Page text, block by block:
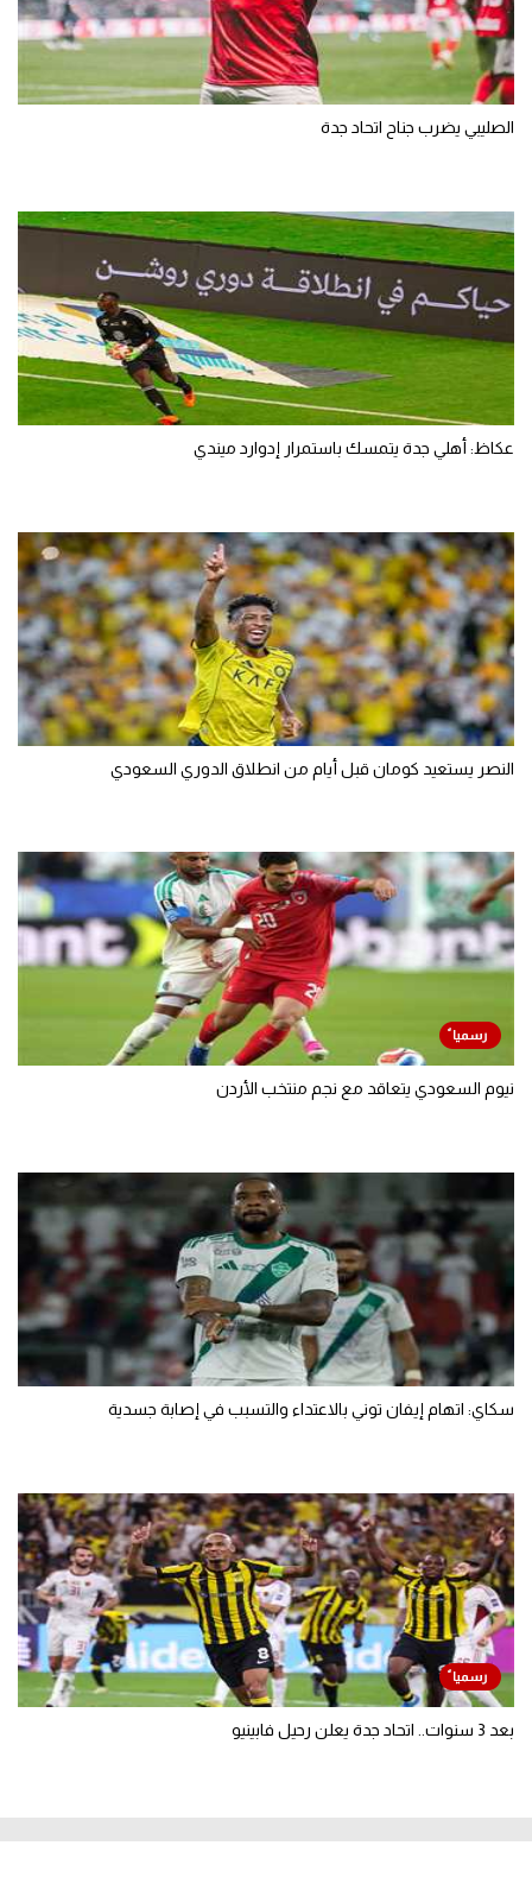
الصليبي يضرب جناح اتحاد جدة
عكاظ: أهلي جدة يتمسك باستمرار إدوارد ميندي
النصر يستعيد كومان قبل أيام من انطلاق الدوري السعودي
نيوم السعودي يتعاقد مع نجم منتخب الأردن
سكاي: اتهام إيفان توني بالاعتداء والتسبب في إصابة جسدية
بعد 3 سنوات.. اتحاد جدة يعلن رحيل فابينيو